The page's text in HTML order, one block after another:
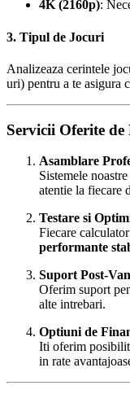
4K (2160p):
3. Tipul de Jocuri
Analizeaza cerintele
uri) pentru a te asigura
Servicii Oferite
Asamblare
Sistemele
atentie la fiecare
Testare si
Fiecare
performante
Suport Post-
Oferim suport
alte intrebari.
Optiuni de
Iti oferim
in rate